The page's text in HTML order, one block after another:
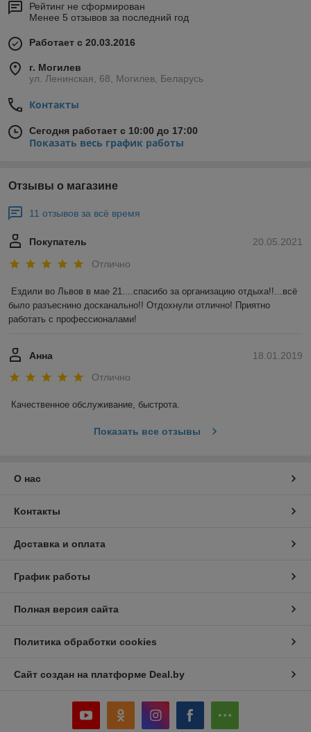
Рейтинг не сформирован
Менее 5 отзывов за последний год
Работает с 20.03.2016
г. Могилев
ул. Ленинская, 68, Могилев, Беларусь
Контакты
Сегодня работает с 10:00 до 17:00
Показать весь график работы
Отзывы о магазине
11 отзывов за всё время
20.05.2021
Покупатель
Отлично
Ездили во Львов в мае 21....спасибо за организацию отдыха!!...всё
было разъеснино досканально!! Отдохнули отлично! Приятно
работать с профессионалами!
18.01.2019
Анна
Отлично
Качественное обслуживание, быстрота.
Показать все отзывы
О нас
Контакты
Доставка и оплата
График работы
Полная версия сайта
Политика обработки cookies
Сайт создан на платформе Deal.by